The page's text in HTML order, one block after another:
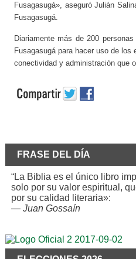
Fusagasugá», aseguró Julián
Fusagasugá.
Diariamente más de 200
Fusagasugá para hacer uso de
conectividad y administración que
FRASE DEL DÍA
“La Biblia es el único libro
solo por su valor espiritual,
por su calidad literaria»:
— Juan Gossaín